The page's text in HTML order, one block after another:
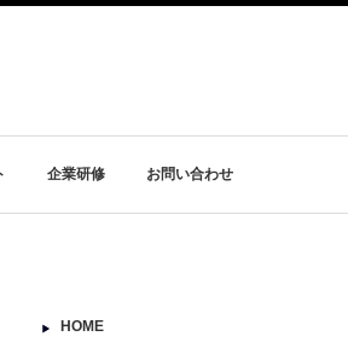
企業研修 お問い合わせ
HOME